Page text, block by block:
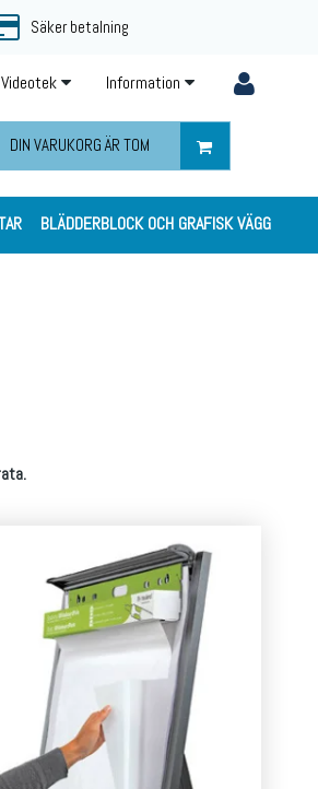
Säker betalning
Information
Videotek
DIN VARUKORG ÄR TOM
BLÄDDERBLOCK OCH GRAFISK VÄGG